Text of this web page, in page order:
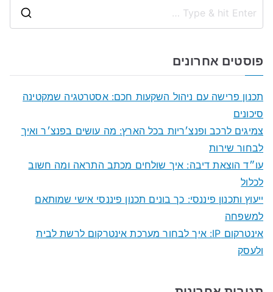
פוסטים אחרונים
תכנון פרישה עם ניהול השקעות חכם: אסטרטגיה שמקטינה
סיכונים
צמיגים לרכב ופנצ׳ריות בכל הארץ: מה עושים בפנצ׳ר ואיך
לבחור שירות
עו״ד הוצאת דיבה: איך שולחים מכתב התראה ומה חשוב
לכלול
ייעוץ ותכנון פיננסי: כך בונים תכנון פיננסי אישי שמותאם
למשפחה
אינטרקום IP: איך לבחור מערכת אינטרקום לרשת לבית
ולעסק